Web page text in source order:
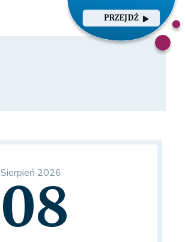
PRZEJDŹ
Sierpień 2026
08